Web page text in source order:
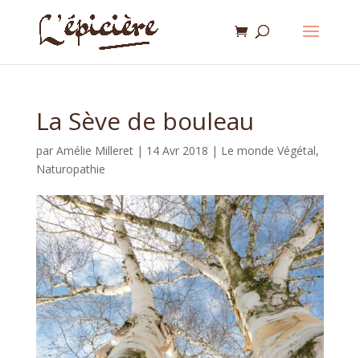
La Sève de bouleau
par Amélie Milleret| 14 Avr 2018 | Le monde Végétal,
Naturopathie